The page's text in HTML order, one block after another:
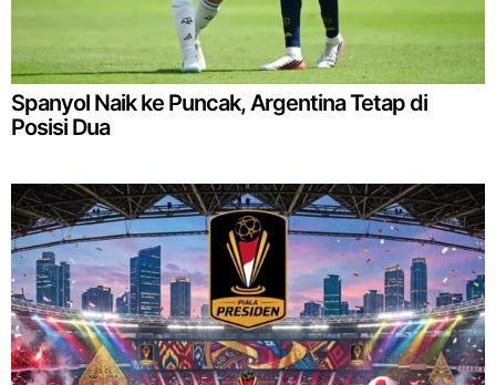
Spanyol Naik ke Puncak, Argentina Tetap di
Posisi Dua